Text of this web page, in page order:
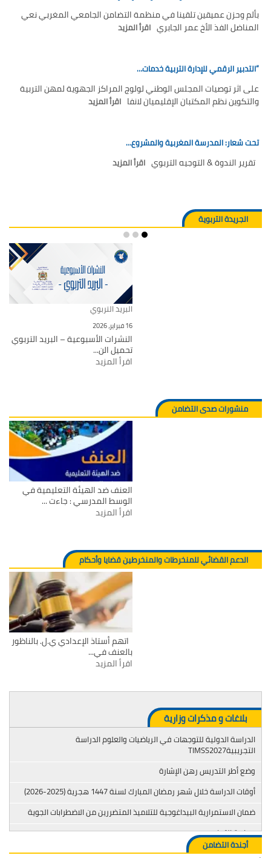
بألم وحزن عميقين تلقينا في منظمة التضامن الجامعي المغربي نعي
المناضل الفذ الأخ عمر الجابري اقرأ المزيد
“التدبير الرقمي للإدارة التربية خدمات…
على اثر توصيات المجلس الوطني لولوج المراكز الجهوية لمهن التربية
والتكوين نظم المكتبان الإقليميان لانفا اقرأ المزيد
تحت شعار: المدرسة المغربية والمشروع…
تقرير الندوة & التوجيه التربوي اقرأ المزيد
الجريدة التربوية
البريد التربوي
16 فبراير، 2026
النشرات الأسبوعية – البريد التربوي
تحميل الن...
اقرأ المزيد
منشورات صدى التضامن
العنف ضد الهيئة التعليمية في
الوسط المدرسي : جاءت ...
اقرأ المزيد
الدعم القضائي للمنخرطات والمنخرطين قضايا وأحكام
اتهم أستاذ الإعدادي ي.ل. بالناظور
بالعنف في...
اقرأ المزيد
بلاغات و مذكرات وزارية
الدراسة الدولية للتوجهات في الرياضيات والعلوم الدراسة
التجريبيةTIMSS2027
وضع أطر التدريس رهن الإشارة
أوقات الدراسة خلال شهر رمضان المبارك لسنة 1447 هجرية (2025-2026)
ضمان الاستمرارية البيداغوجية للتلاميذ المتضررين من الاضطرابات الجوية
محاربة التدخين
أجندة التضامن